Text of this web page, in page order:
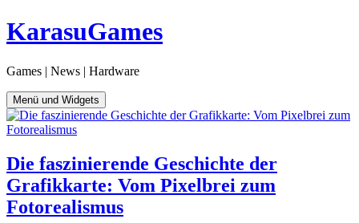
Zum
Inhalt
KarasuGames
Games | News | Hardware
Menü und Widgets
Die faszinierende Geschichte der
Grafikkarte: Vom Pixelbrei zum
Fotorealismus